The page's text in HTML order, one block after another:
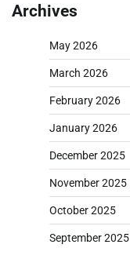
Archives
May 2026
March 2026
February 2026
January 2026
December 2025
November 2025
October 2025
September 2025